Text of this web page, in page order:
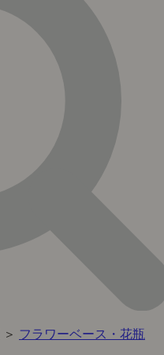
＞ フラワーベース・花瓶